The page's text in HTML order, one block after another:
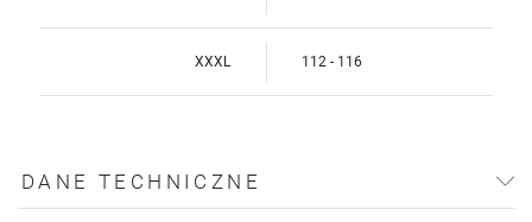
XXXL 112 - 116
DANE TECHNICZNE